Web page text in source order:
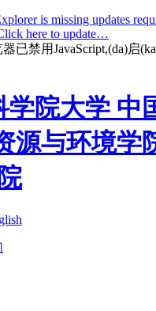
is missing updates
here to update…
已禁用JavaScript,(da)启
中